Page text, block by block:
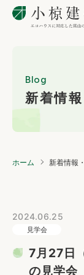
Blog
新着情
ホーム 新着情報
2024.06.25
見学会
7月27日
の見学会